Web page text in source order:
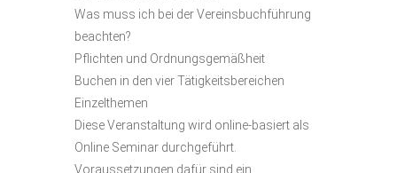
Was muss ich bei der Vereinsbuchführung
beachten?
Pflichten und Ordnungsgemäßheit
Buchen in den vier Tätigkeitsbereichen
Einzelthemen
Diese Veranstaltung wird online-basiert als
Online Seminar durchgeführt.
Voraussetzungen dafür sind ein